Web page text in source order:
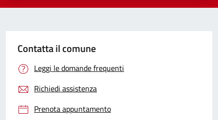
Contatta il comune
Leggi le domande frequenti
Richiedi assistenza
Prenota appuntamento